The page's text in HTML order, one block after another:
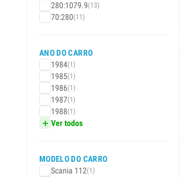
280:1079.9(13)
70:280(11)
ANO DO CARRO
1984(1)
1985(1)
1986(1)
1987(1)
1988(1)
Ver todos
MODELO DO CARRO
Scania 112(1)